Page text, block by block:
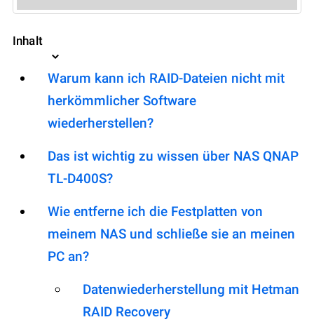
Inhalt
Warum kann ich RAID-Dateien nicht mit
herkömmlicher Software
wiederherstellen?
Das ist wichtig zu wissen über NAS QNAP
TL-D400S?
Wie entferne ich die Festplatten von
meinem NAS und schließe sie an meinen
PC an?
Datenwiederherstellung mit Hetman
RAID Recovery